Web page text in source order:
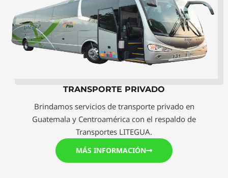
TRANSPORTE PRIVADO
Brindamos servicios de transporte privado en
Guatemala y Centroamérica con el respaldo de
Transportes LITEGUA.
MÁS INFORMACIÓN